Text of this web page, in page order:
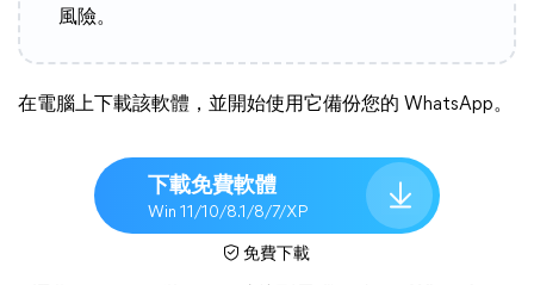
風險。
在電腦上下載該軟體，並開始使用它備份您的 WhatsApp。
下載免費軟體
Win 11/10/8.1/8/7/XP
免費下載